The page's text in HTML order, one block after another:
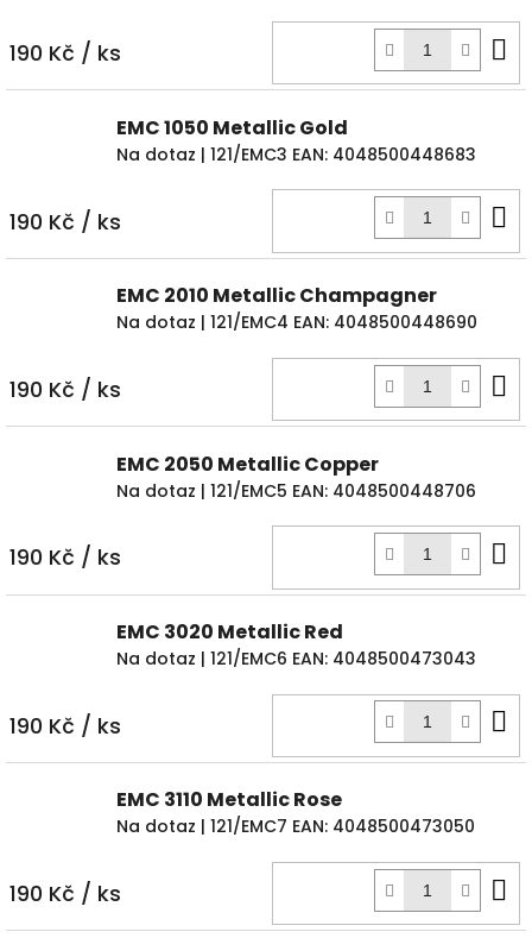
190 Kč / ks
EMC 1050 Metallic Gold
Na dotaz | 121/EMC3 EAN: 4048500448683
190 Kč / ks
EMC 2010 Metallic Champagner
Na dotaz | 121/EMC4 EAN: 4048500448690
190 Kč / ks
EMC 2050 Metallic Copper
Na dotaz | 121/EMC5 EAN: 4048500448706
190 Kč / ks
EMC 3020 Metallic Red
Na dotaz | 121/EMC6 EAN: 4048500473043
190 Kč / ks
EMC 3110 Metallic Rose
Na dotaz | 121/EMC7 EAN: 4048500473050
190 Kč / ks